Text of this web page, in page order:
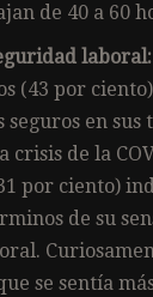
de 40 a 60
laboral:
(43 por
seguros en sus
crisis de la
por ciento)
de su
se sentía